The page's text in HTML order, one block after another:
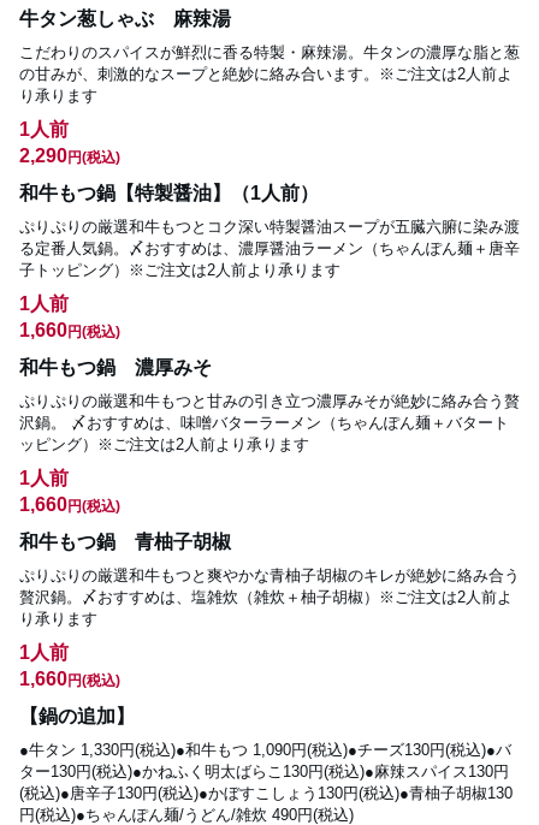
牛タン葱しゃぶ 麻辣湯
こだわりのスパイスが鮮烈に香る特製・麻辣湯。牛タンの濃厚な脂と葱
の甘みが、刺激的なスープと絶妙に絡み合います。※ご注文は2人前よ
り承ります
1人前
2,290円(税込)
和牛もつ鍋【特製醤油】（1人前）
ぷりぷりの厳選和牛もつとコク深い特製醤油スープが五臓六腑に染み渡
る定番人気鍋。〆おすすめは、濃厚醤油ラーメン（ちゃんぽん麺＋唐辛
子トッピング）※ご注文は2人前より承ります
1人前
1,660円(税込)
和牛もつ鍋 濃厚みそ
ぷりぷりの厳選和牛もつと甘みの引き立つ濃厚みそが絶妙に絡み合う贅
沢鍋。 〆おすすめは、味噌バターラーメン（ちゃんぽん麺＋バタート
ッピング）※ご注文は2人前より承ります
1人前
1,660円(税込)
和牛もつ鍋 青柚子胡椒
ぷりぷりの厳選和牛もつと爽やかな青柚子胡椒のキレが絶妙に絡み合う
贅沢鍋。〆おすすめは、塩雑炊（雑炊＋柚子胡椒）※ご注文は2人前よ
り承ります
1人前
1,660円(税込)
【鍋の追加】
●牛タン 1,330円(税込)●和牛もつ 1,090円(税込)●チーズ130円(税込)●バ
ター130円(税込)●かねふく明太ばらこ130円(税込)●麻辣スパイス130円
(税込)●唐辛子130円(税込)●かぼすこしょう130円(税込)●青柚子胡椒130
円(税込)●ちゃんぽん麺/うどん/雑炊 490円(税込)